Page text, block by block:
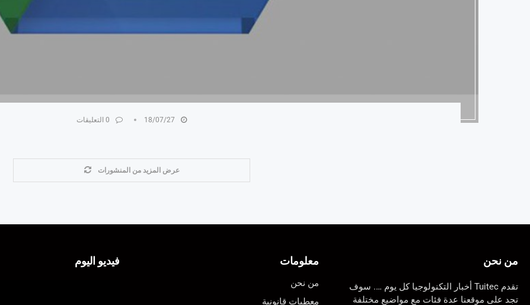
18/07/27 0 التعليقات
عرض المزيد من المنشورات
من نحن
تقدم Tuitec أخبار التكنولوجيا كل يوم …. سوف
تجد على موقعنا عدة فئات مع مواضيع مختلفة
معلومات
من نحن
معطيات قانونية
فيديو اليوم